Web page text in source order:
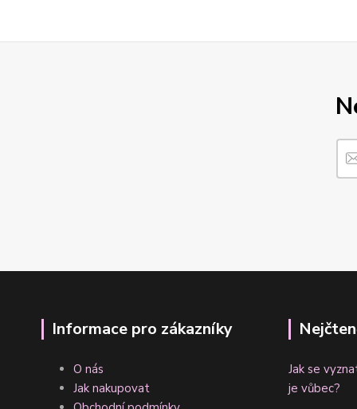
Informace pro zákazníky
O nás
Jak nakupovat
Jak se
je vůbec?